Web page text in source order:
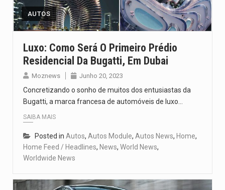
AUTOS
Luxo: Como Será O Primeiro Prédio
Residencial Da Bugatti, Em Dubai
Moznews Junho 20, 2023
Concretizando o sonho de muitos dos entusiastas da
Bugatti, a marca francesa de automóveis de luxo…
SAIBA MAIS
Posted in Autos, Autos Module, Autos News, Home,
Home Feed / Headlines, News, World News,
Worldwide News